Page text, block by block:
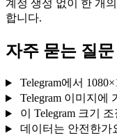
계정 생성 없이 한 개
합니다.
자주 묻는 질문
Telegram에서
Telegram 이미지에
이 Telegram 크기
데이터는 안전한가